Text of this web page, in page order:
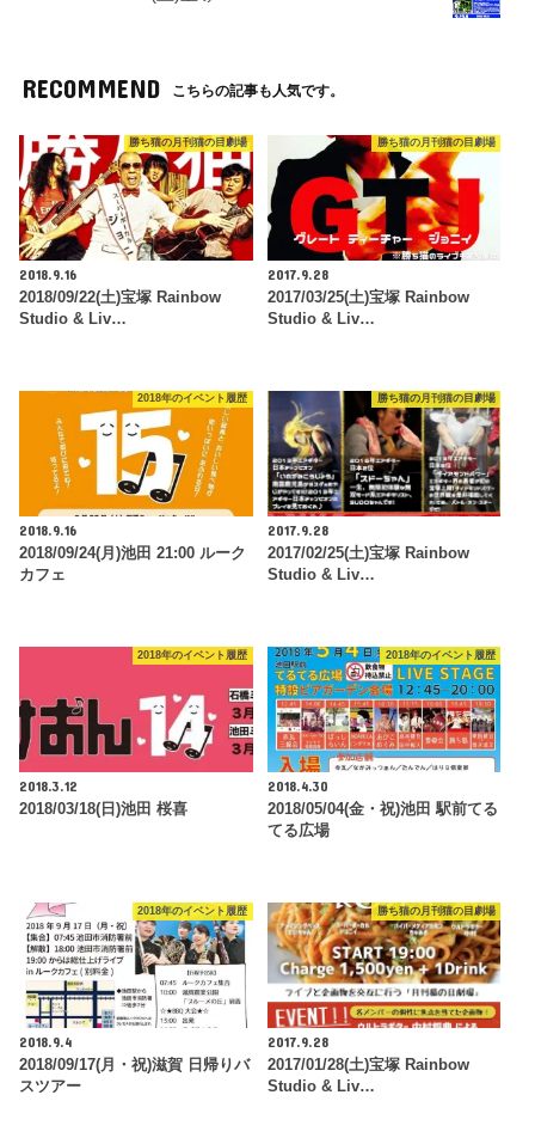
RECOMMEND こちらの記事も人気です。
勝ち猫の月刊猫の目劇場
2018.9.16
2018/09/22(土)宝塚 Rainbow
Studio & Liv…
勝ち猫の月刊猫の目劇場
2017.9.28
2017/03/25(土)宝塚 Rainbow
Studio & Liv…
2018年のイベント履歴
2018.9.16
2018/09/24(月)池田 21:00 ルーク
カフェ
勝ち猫の月刊猫の目劇場
2017.9.28
2017/02/25(土)宝塚 Rainbow
Studio & Liv…
2018年のイベント履歴
2018.3.12
2018/03/18(日)池田 桜喜
2018年のイベント履歴
2018.4.30
2018/05/04(金・祝)池田 駅前てる
てる広場
2018年のイベント履歴
2018.9.4
2018/09/17(月・祝)滋賀 日帰りバ
スツアー
勝ち猫の月刊猫の目劇場
2017.9.28
2017/01/28(土)宝塚 Rainbow
Studio & Liv…